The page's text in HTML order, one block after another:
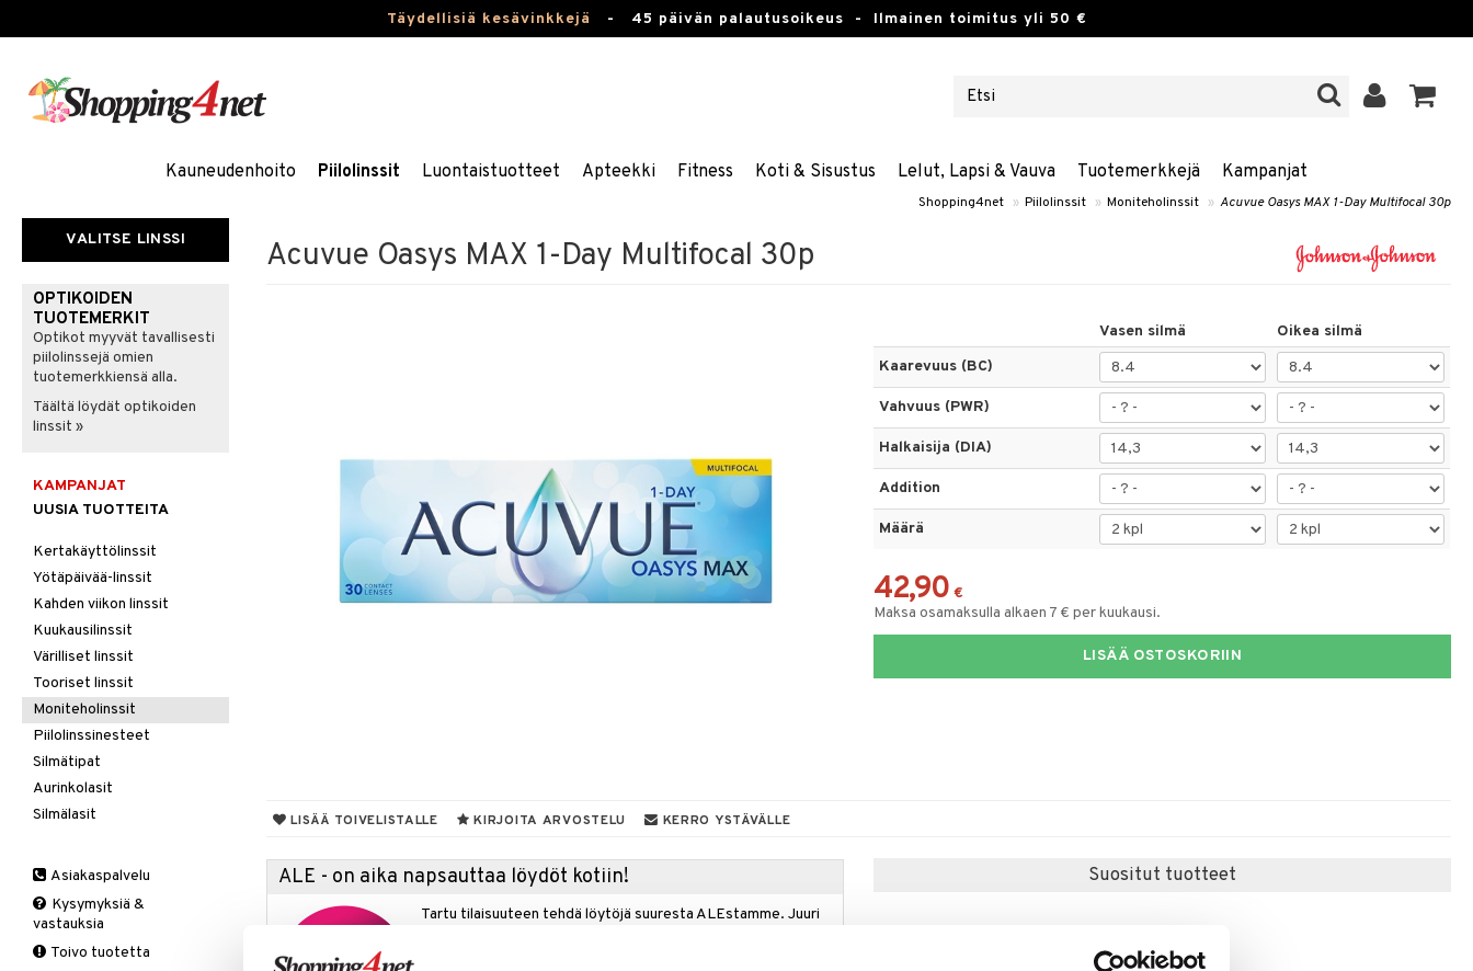
Täydellisiä kesävinkkejä - 45 päivän palautusoikeus - Ilmainen toimitus yli 50 €
Kauneudenhoito Piilolinssit Luontaistuotteet Apteekki Fitness Koti & Sisustus Lelut, Lapsi & Vauva Tuotemerkkejä Kampanjat
Shopping4net » Piilolinssit » Moniteholinssit » Acuvue Oasys MAX 1-Day Multifocal 30p
Acuvue Oasys MAX 1-Day Multifocal 30p
Vasen silmä
Oikea silmä
Kaarevuus (BC)
Vahvuus (PWR)
Halkaisija (DIA)
Addition
Määrä
42,90 €
Maksa osamaksulla alkaen 7 € per kuukausi.
LISÄÄ OSTOSKORIIN
LISÄÄ TOIVELISTALLE KIRJOITA ARVOSTELU KERRO YSTÄVÄLLE
ALE - on aika napsauttaa löydöt kotiin!
Tartu tilaisuuteen tehdä löytöjä suuresta ALEstamme. Juuri
Suositut tuotteet
VALITSE LINSSI
OPTIKOIDEN
TUOTEMERKIT
Optikot myyvät tavallisesti
piilolinssejä omien
tuotemerkkiensä alla.
Täältä löydät optikoiden
linssit »
KAMPANJAT
UUSIA TUOTTEITA
Kertakäyttölinssit
Yötäpäivää-linssit
Kahden viikon linssit
Kuukausilinssit
Värilliset linssit
Tooriset linssit
Moniteholinssit
Piilolinssinesteet
Silmätipat
Aurinkolasit
Silmälasit
Asiakaspalvelu
Kysymyksiä &
vastauksia
Toivo tuotetta